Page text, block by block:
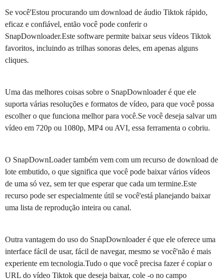
Se você'Estou procurando um download de áudio Tiktok rápido,
eficaz e confiável, então você pode conferir o
SnapDownloader.Este software permite baixar seus vídeos Tiktok
favoritos, incluindo as trilhas sonoras deles, em apenas alguns
cliques.
Uma das melhores coisas sobre o SnapDownloader é que ele
suporta várias resoluções e formatos de vídeo, para que você possa
escolher o que funciona melhor para você.Se você deseja salvar um
vídeo em 720p ou 1080p, MP4 ou AVI, essa ferramenta o cobriu.
O SnapDownLoader também vem com um recurso de download de
lote embutido, o que significa que você pode baixar vários vídeos
de uma só vez, sem ter que esperar que cada um termine.Este
recurso pode ser especialmente útil se você'está planejando baixar
uma lista de reprodução inteira ou canal.
Outra vantagem do uso do SnapDownloader é que ele oferece uma
interface fácil de usar, fácil de navegar, mesmo se você'não é mais
experiente em tecnologia.Tudo o que você precisa fazer é copiar o
URL do vídeo Tiktok que deseja baixar, cole -o no campo